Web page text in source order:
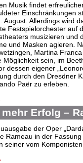
Musik findet
Einschränkungen
August. Allerdings wird
Festspielorchester auf
musizieren und
und Masken agieren.
Martina
Möglichkeit sein, im
dessen eigener
durch den Dresdner
Paër zu erleben.
Erfolg –
der Oper
Rameau in der
seiner vom